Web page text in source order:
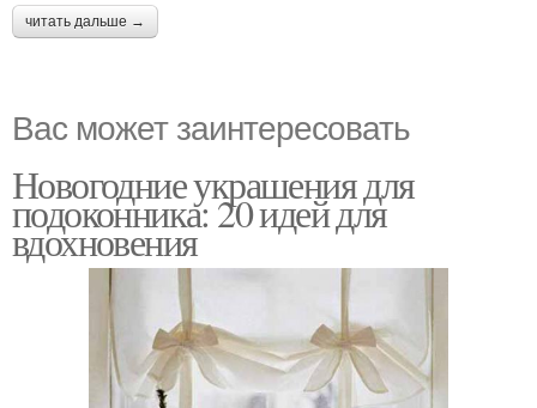
читать дальше →
Вас может заинтересовать
Новогодние украшения для
подоконника: 20 идей для
вдохновения